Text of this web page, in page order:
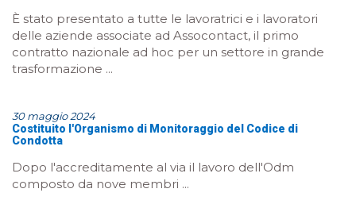
È stato presentato a tutte le lavoratrici e i lavoratori
delle aziende associate ad Assocontact, il primo
contratto nazionale ad hoc per un settore in grande
trasformazione ...
30 maggio 2024
Costituito l'Organismo di Monitoraggio del Codice di
Condotta
Dopo l'accreditamente al via il lavoro dell'Odm
composto da nove membri ...